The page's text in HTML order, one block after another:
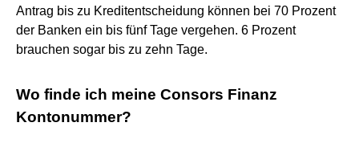
Antrag bis zu Kreditentscheidung können bei 70 Prozent
der Banken ein bis fünf Tage vergehen. 6 Prozent
brauchen sogar bis zu zehn Tage.
Wo finde ich meine Consors Finanz
Kontonummer?